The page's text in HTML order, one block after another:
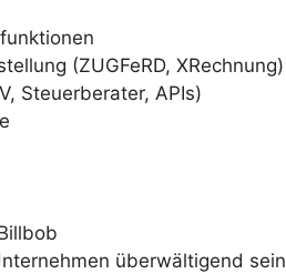
(ZUGFeRD, XRechnung)
Steuerberater, APIs)
überwältigend sein